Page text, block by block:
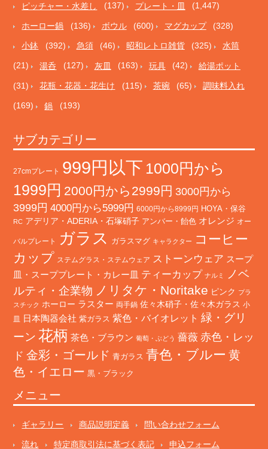
ピッチャー・水差し (137) プレート・皿 (1,447)
ホーロー鍋 (136) ボウル (600) マグカップ (328)
小鉢 (392) 急須 (46) 昭和レトロ雑貨 (325) 水筒
(21) 湯呑 (127) 灰皿 (163) 玩具 (42) 給湯ポット
(31) 花瓶・花器・花生け (115) 茶碗 (65) 調味料入れ
(169) 鍋 (193)
サブカテゴリー
27cmプレート 999円以下 1000円から
1999円 2000円から2999円 3000円から
3999円 4000円から5999円 6000円から8999円 HOYA・保谷
RC アデリア・ADERIA・石塚硝子 アンバー・飴色 オレンジ オー
バルプレート ガラス ガラスマグ キャラクター
コーヒー
カップ ステムグラス・ステムウェア ストーンウェア スープ
皿・スーププレート・カレー皿 ティーカップ ナルミ
ノベ
ルティ・企業物 ノリタケ・Noritake ピンク プラ
スチック ホーロー ラスター 両手鍋 佐々木硝子・佐々木ガラス 小
皿
日本陶器会社 紫ガラス 紫色・バイオレット 緑・グリ
ーン 花柄 茶色・ブラウン 葡萄・ぶどう 薔薇 赤色・レッ
ド 金彩・ゴールド 青ガラス 青色・ブルー 黄
色・イエロー 黒・ブラック
メニュー
ギャラリー 商品説明定義 問い合わせフォーム
流れ 特定商取引法に基づく表記 申込フォーム